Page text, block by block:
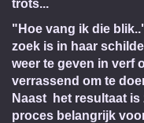
trots...
"Hoe vang ik die
zoek is in haar
weer te geven in verf
verrassend om te
Naast het resultaat
proces belangrijk